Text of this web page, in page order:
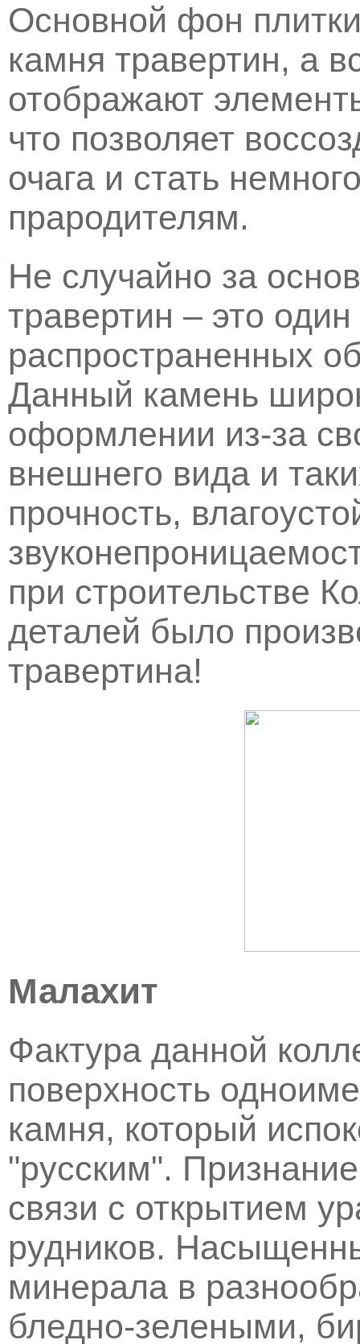
Основной фон
камня травертин, а
отображают
что позволяет
очага и стать
прародителям.
Не случайно за
травертин – это
распространенных
Данный камень
оформлении из-за
внешнего вида и
прочность,
при строительстве
деталей было
травертина!
Малахит
Фактура данной
поверхность
камня, который
"русским".
связи с открытием
рудников.
минерала в
бледно-зелеными,